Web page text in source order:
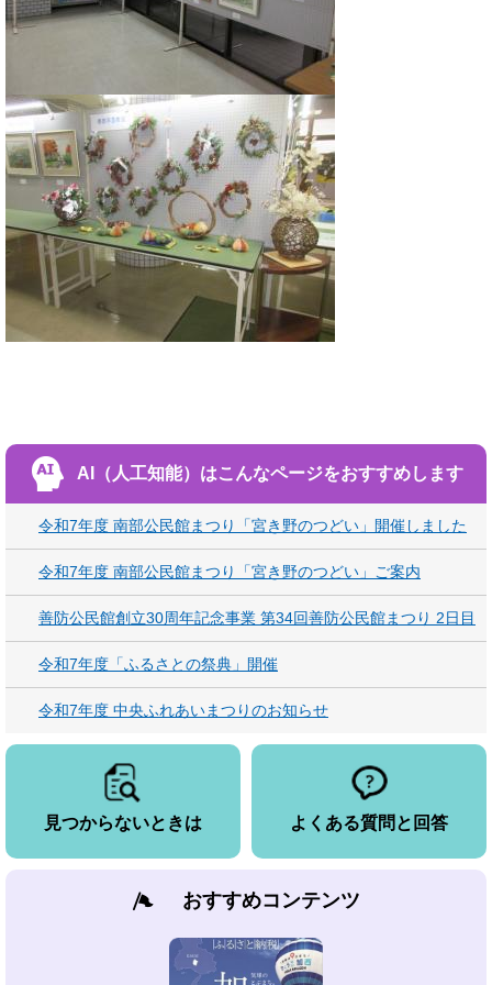
AI（人工知能）はこんなページをおすすめします
令和7年度 南部公民館まつり「宮き野のつどい」開催しました
令和7年度 南部公民館まつり「宮き野のつどい」ご案内
善防公民館創立30周年記念事業 第34回善防公民館まつり 2日目
令和7年度「ふるさとの祭典」開催
令和7年度 中央ふれあいまつりのお知らせ
見つからないときは よくある質問と回答
おすすめコンテンツ